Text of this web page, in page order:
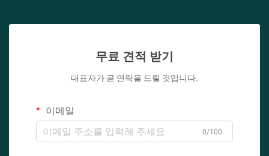
무료 견적 받기
대표자가 곧 연락을 드릴 것입니다.
이메일
0/100